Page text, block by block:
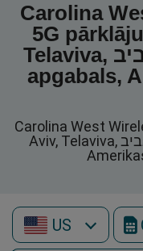
Carolina
5G
Telaviva, נפת תל אביב, Telavivas
apgabals,
Carolina West
Aviv, Telaviva, נפת תל אביב, Telavivas apgabals,
US